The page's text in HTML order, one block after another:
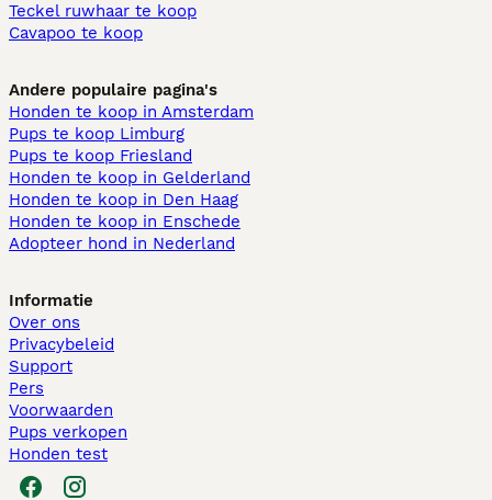
Teckel ruwhaar te koop
Cavapoo te koop
Andere populaire pagina's
Honden te koop in Amsterdam
Pups te koop Limburg​
Pups te koop Friesland​
Honden te koop in Gelderland
Honden te koop in Den Haag
Honden te koop in Enschede
Adopteer hond in Nederland
Informatie
Over ons
Privacybeleid
Support
Pers
Voorwaarden
Pups verkopen
Honden test